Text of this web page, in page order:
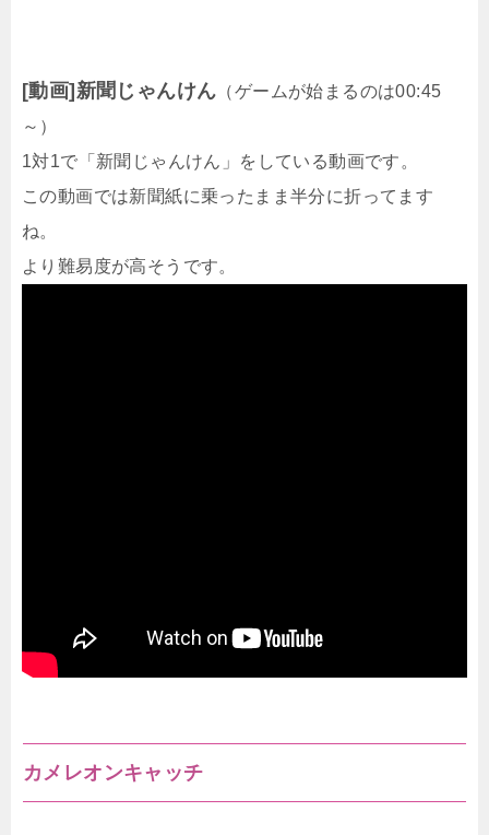
[動画]新聞じゃんけん （ゲームが始まるのは00:45
～）
1対1で「新聞じゃんけん」をしている動画です。
この動画では新聞紙に乗ったまま半分に折ってます
ね。
より難易度が高そうです。
カメレオンキャッチ